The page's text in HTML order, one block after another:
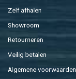
Zelf af­ha­len
Show­room
Re­tour­ne­ren
Vei­lig be­ta­len
Al­ge­me­ne voor­waar­den